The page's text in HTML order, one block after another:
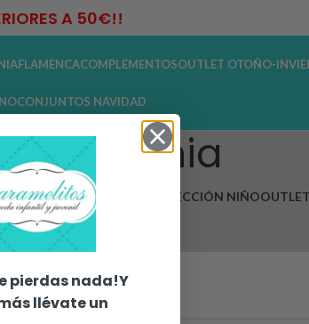
A 50€!!
FLAMENCACOMPLEMENTOSOUTLET OTOÑO-
CONJUNTOS NAVIDAD
NIÑA NUEVA COLECCIÓN NIÑO
tu selección.
pierdas nada!Y
llévate un